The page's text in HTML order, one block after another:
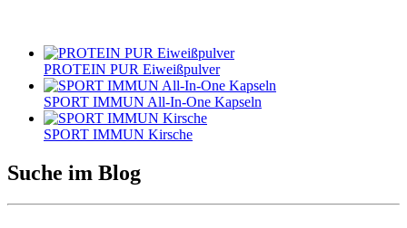
PROTEIN PUR Eiweißpulver
SPORT IMMUN All-In-One Kapseln
SPORT IMMUN Kirsche
Suche im Blog